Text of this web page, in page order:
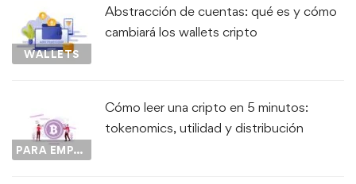
WALLETS
Abstracción de cuentas: qué es y cómo
cambiará los wallets cripto
PARA EMPEZAR...
Cómo leer una cripto en 5 minutos:
tokenomics, utilidad y distribución